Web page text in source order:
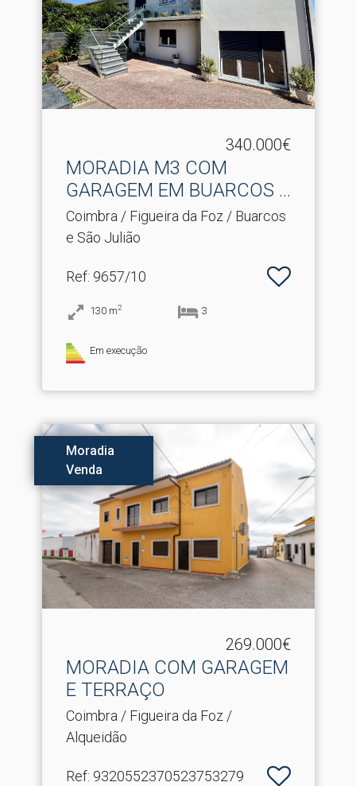
340.000€
MORADIA M3 COM
GARAGEM EM BUARCOS -
FIGUEIRA .​..
Coimbra / Figueira da Foz / Buarcos
e São Julião
Ref: 9657/10
130 m2 3
Em execução
Moradia
Venda
269.000€
MORADIA COM GARAGEM
E TERRAÇO
Coimbra / Figueira da Foz /
Alqueidão
Ref: 9320552370523753279